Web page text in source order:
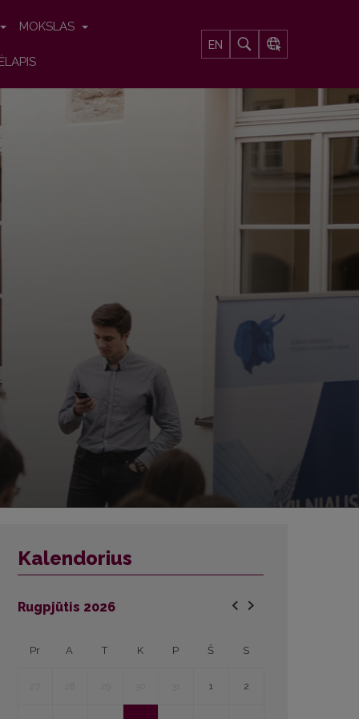
MOKSLAS
EN
Kalendorius
Rugpjūtis 2026
Pr A T K P Š S
1 2